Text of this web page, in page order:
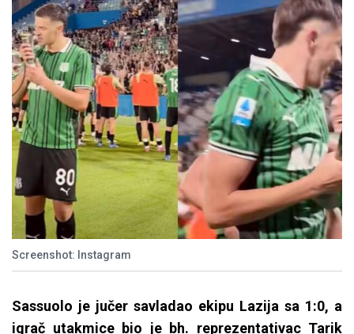
Screenshot: Instagram
Sassuolo je jučer savladao ekipu Lazija sa 1:0, a
igrač utakmice bio je bh. reprezentativac Tarik